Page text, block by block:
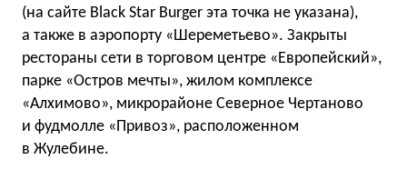
(на сайте Black Star Burger эта точка не указана),
а также в аэропорту «Шереметьево». Закрыты
рестораны сети в торговом центре «Европейский»,
парке «Остров мечты», жилом комплексе
«Алхимово», микрорайоне Северное Чертаново
и фудмолле «Привоз», расположенном
в Жулебине.